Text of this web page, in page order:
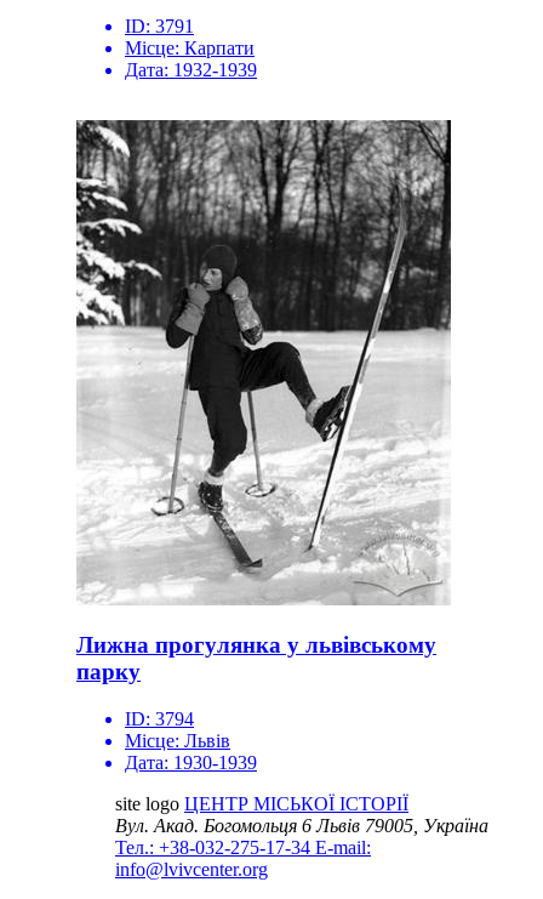
ID: 3791
Місце: Карпати
Дата: 1932-1939
Лижна прогулянка у львівському
парку
ID: 3794
Місце: Львів
Дата: 1930-1939
site logo ЦЕНТР МІСЬКОЇ ІСТОРІЇ
Вул. Акад. Богомольця 6Львів 79005, Україна
Тел.: +38-032-275-17-34 E-mail:
info@lvivcenter.org